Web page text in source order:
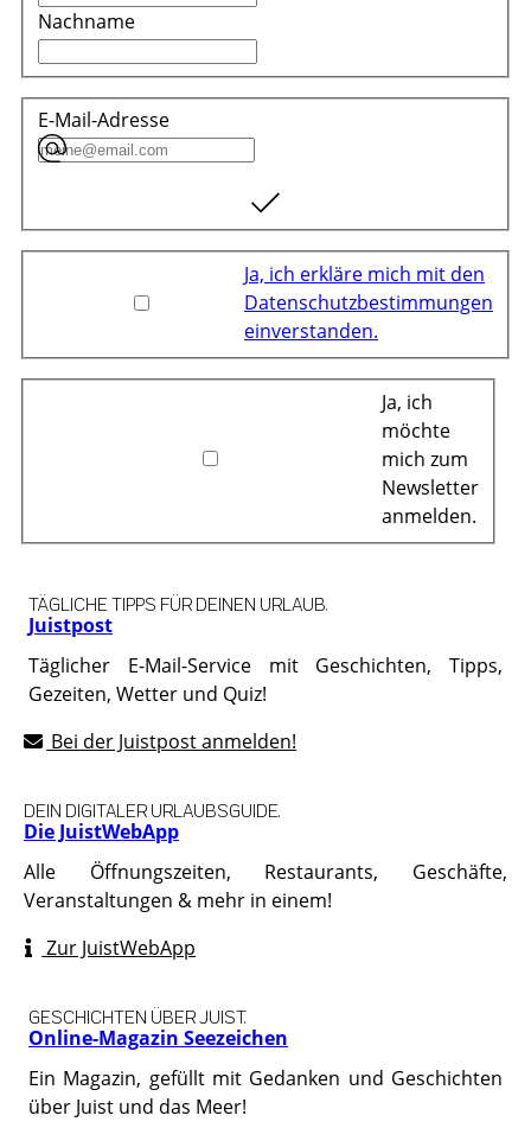
Nachname
E-Mail-Adresse
Ja, ich erkläre mich mit den
Datenschutzbestimmungen
einverstanden.
Ja, ich
möchte
mich zum
Newsletter
anmelden.
Juistpost
TÄGLICHE TIPPS FÜR DEINEN URLAUB.
Täglicher E-Mail-Service mit Geschichten, Tipps,
Gezeiten, Wetter und Quiz!
Bei der Juistpost anmelden!
Die JuistWebApp
DEIN DIGITALER URLAUBSGUIDE.
Alle Öffnungszeiten, Restaurants, Geschäfte,
Veranstaltungen & mehr in einem!
Zur JuistWebApp
Online-Magazin Seezeichen
GESCHICHTEN ÜBER JUIST.
Ein Magazin, gefüllt mit Gedanken und Geschichten
über Juist und das Meer!